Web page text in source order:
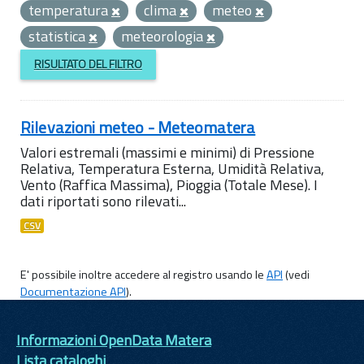
temperatura
clima
meteo
statistica
meteorologia
RISULTATO DEL FILTRO
Rilevazioni meteo - Meteomatera
Valori estremali (massimi e minimi) di Pressione
Relativa, Temperatura Esterna, Umidità Relativa,
Vento (Raffica Massima), Pioggia (Totale Mese). I
dati riportati sono rilevati...
CSV
E' possibile inoltre accedere al registro usando leAPI(vedi
Documentazione API).
Informazioni OpenData Matera